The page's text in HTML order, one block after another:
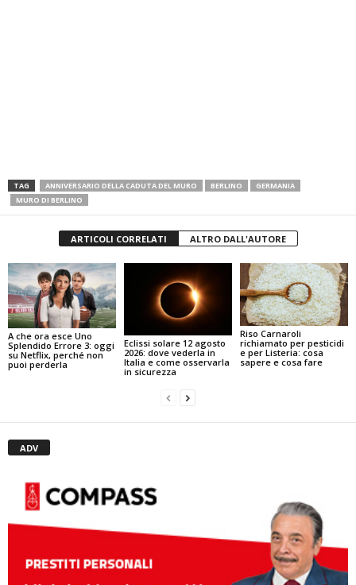
TAG ANNIVERSARIO DELLA CADUTA DEL MURO BERLINO
GERMANIA
MURO DI BERLINO
ARTICOLI CORRELATI ALTRO DALL'AUTORE
A che ora esce Uno
Splendido Errore 3: oggi
su Netflix, perché non
puoi perderla
Eclissi solare 12 agosto
2026: dove vederla in
Italia e come osservarla
in sicurezza
Riso Carnaroli
richiamato per pesticidi
e per Listeria: cosa
sapere e cosa fare
ADV